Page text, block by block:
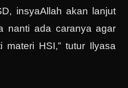
insyaAllah akan lanjut
nanti ada caranya agar
materi HSI,” tutur Ilyasa